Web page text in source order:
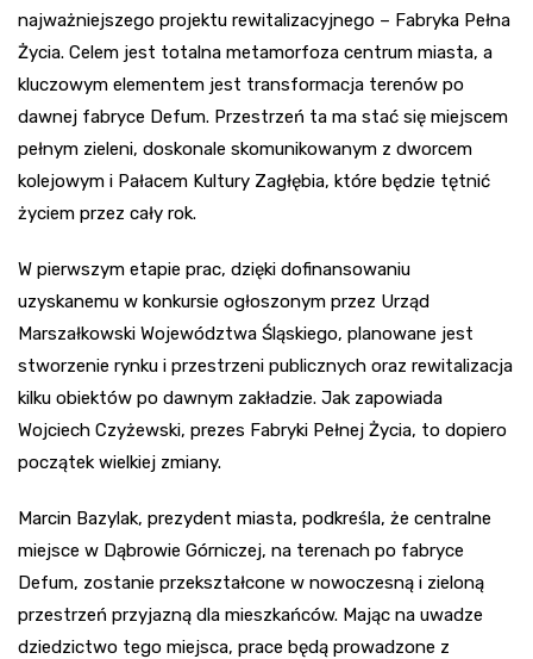
najważniejszego projektu rewitalizacyjnego – Fabryka Pełna
Życia. Celem jest totalna metamorfoza centrum miasta, a
kluczowym elementem jest transformacja terenów po
dawnej fabryce Defum. Przestrzeń ta ma stać się miejscem
pełnym zieleni, doskonale skomunikowanym z dworcem
kolejowym i Pałacem Kultury Zagłębia, które będzie tętnić
życiem przez cały rok.
W pierwszym etapie prac, dzięki dofinansowaniu
uzyskanemu w konkursie ogłoszonym przez Urząd
Marszałkowski Województwa Śląskiego, planowane jest
stworzenie rynku i przestrzeni publicznych oraz rewitalizacja
kilku obiektów po dawnym zakładzie. Jak zapowiada
Wojciech Czyżewski, prezes Fabryki Pełnej Życia, to dopiero
początek wielkiej zmiany.
Marcin Bazylak, prezydent miasta, podkreśla, że centralne
miejsce w Dąbrowie Górniczej, na terenach po fabryce
Defum, zostanie przekształcone w nowoczesną i zieloną
przestrzeń przyjazną dla mieszkańców. Mając na uwadze
dziedzictwo tego miejsca, prace będą prowadzone z